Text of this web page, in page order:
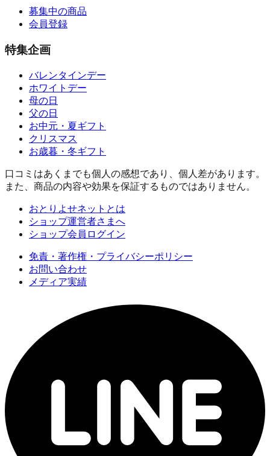
募集中の商品
会員登録
特集企画
バレンタインデー
ホワイトデー
母の日
父の日
お中元・夏ギフト
クリスマス
お歳暮・冬ギフト
口コミはあくまでも個人の感想であり、個人差があります。
また、商品の内容や効果を保証するものではありません。
おとりよせネットとは
ショップ運営者さまへ
ショップ会員ログイン
免責・著作権・プライバシーポリシー
お問い合わせ
メディア実績